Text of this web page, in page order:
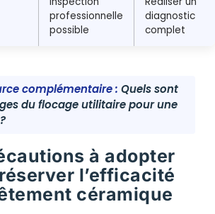
professionnelle
possible
diagnostic
complet
complémentaire : Quels sont
du flocage utilitaire pour une
à adopter
l’efficacité
céramique